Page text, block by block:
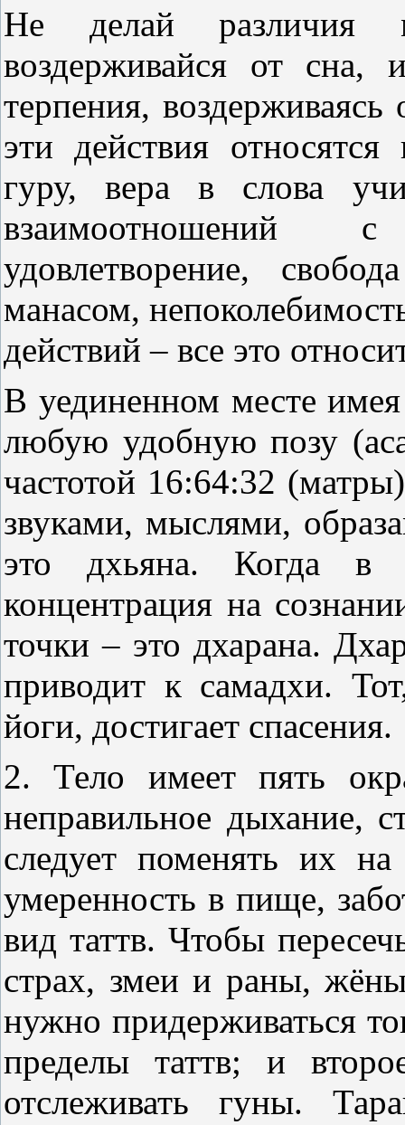
Не делай
воздерживайся от сна,
терпения,
эти действия
гуру, вера в слова
взаимоотношений
удовлетворение,
манасом,
действий – все это
В уединенном месте
любую удобную позу
частотой 16:64:32
звуками, мыслями,
это дхьяна. Когда в
концентрация на
точки – это дхарана.
приводит к самадхи.
йоги, достигает спасения.
2. Тело имеет пять
неправильное дыхание,
следует поменять их
умеренность в пище,
вид таттв. Чтобы
страх, змеи и раны,
нужно придерживаться
пределы таттв; и
отслеживать гуны.